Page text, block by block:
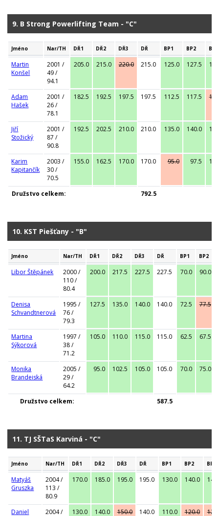
9. B Strong Powerlifting Team - "C"
Jméno Nar/TH DŘ1 DŘ2 DŘ3 DŘ BP1 BP2 BP3
Martin
Konšel
2001 /
49 /
94.1
205.0 215.0 220.0 215.0 125.0 127.5
Adam
Hašek
2001 /
26 /
78.1
182.5 192.5 197.5 197.5 112.5 117.5
Jiří
Stožický
2001 /
87 /
90.8
192.5 202.5 210.0 210.0 135.0 140.0
Karim
Kapitančík
2003 /
30 /
70.5
155.0 162.5 170.0 170.0 95.0 97.5
Družstvo celkem: 792.5
10. KST Piešťany - "B"
Jméno Nar/TH DŘ1 DŘ2 DŘ3 DŘ BP1 BP2
Libor Štěpánek
2000 /
110 /
80.4
200.0 217.5 227.5 227.5 70.0 90.0
Denisa
Schvandtnerová
1995 /
76 /
79.3
127.5 135.0 140.0 140.0 72.5 77.5
Martina
Sýkorová
1997 /
38 /
71.2
105.0 110.0 115.0 115.0 62.5 67.5
Monika
Brandeiská
2005 /
29 /
64.2
95.0 102.5 105.0 105.0 70.0 75.0
Družstvo celkem: 587.5
11. TJ SŠTaS Karviná - "C"
Jméno Nar/TH DŘ1 DŘ2 DŘ3 DŘ BP1 BP2 BP3
Matyáš
Gruszka
2004 /
113 /
80.9
170.0 185.0 195.0 195.0 130.0 140.0
Daniel
2004 /
130.0 140.0 150.0 140.0 110.0 120.0